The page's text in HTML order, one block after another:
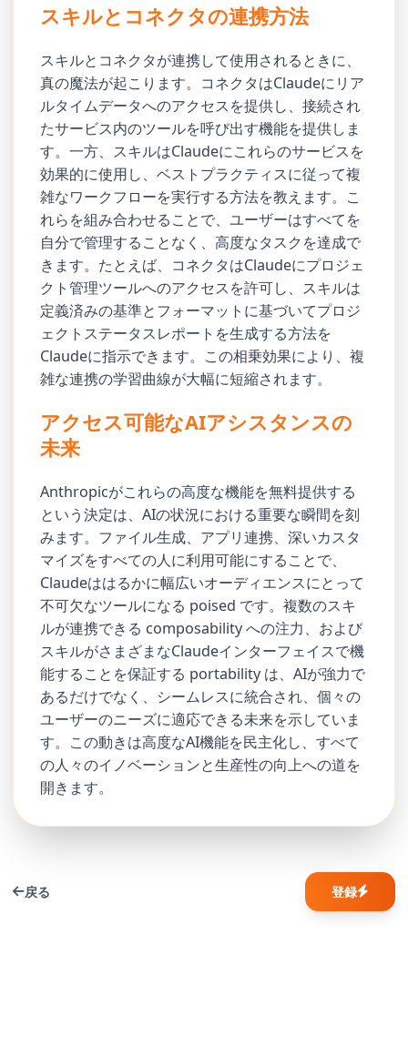
スキルとコネクタの連携方法
スキルとコネクタが連携して使用されるときに、
真の魔法が起こります。コネクタはClaudeにリア
ルタイムデータへのアクセスを提供し、接続され
たサービス内のツールを呼び出す機能を提供しま
す。一方、スキルはClaudeにこれらのサービスを
効果的に使用し、ベストプラクティスに従って複
雑なワークフローを実行する方法を教えます。こ
れらを組み合わせることで、ユーザーはすべてを
自分で管理することなく、高度なタスクを達成で
きます。たとえば、コネクタはClaudeにプロジェ
クト管理ツールへのアクセスを許可し、スキルは
定義済みの基準とフォーマットに基づいてプロジ
ェクトステータスレポートを生成する方法を
Claudeに指示できます。この相乗効果により、複
雑な連携の学習曲線が大幅に短縮されます。
アクセス可能なAIアシスタンスの
未来
Anthropicがこれらの高度な機能を無料提供する
という決定は、AIの状況における重要な瞬間を刻
みます。ファイル生成、アプリ連携、深いカスタ
マイズをすべての人に利用可能にすることで、
Claudeははるかに幅広いオーディエンスにとって
不可欠なツールになる poised です。複数のスキ
ルが連携できる composability への注力、および
スキルがさまざまなClaudeインターフェイスで機
能することを保証する portability は、AIが強力で
あるだけでなく、シームレスに統合され、個々の
ユーザーのニーズに適応できる未来を示していま
す。この動きは高度なAI機能を民主化し、すべて
の人々のイノベーションと生産性の向上への道を
開きます。
戻る 登録